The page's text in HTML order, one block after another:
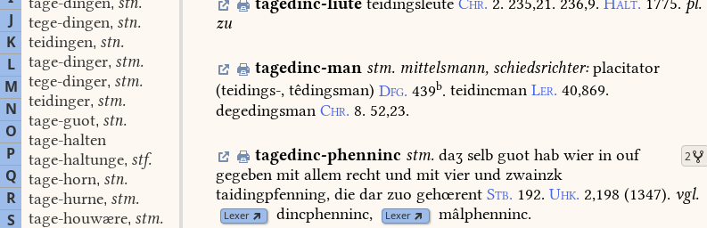
J
K
L
M
N
O
P
Q
R
S
,
tege-dingen, stn.
teidingen, stn.
tage-dinger, stm.
tege-dinger, stm.
teidinger, stm.
tage-guot, stn.
tage-halten
tage-haltunge, stf.
tage-horn, stn.
tage-hurne, stm.
tage-houwære, stm.
zu
tagedinc-man stm. mittelsmann,schiedsrichter: placitator
(teidings-, têdingsman) Dfg. 439b. teidincman Ler. 40,869.
degedingsman Chr. 8. 52,23.
2
tagedinc-phenninc stm. daʒselbguothabwierinouf
gegeben mit allem recht und mit vier und zwainzk
taidingpfenning, die dar zuo gehœrent Stb. 192. Uhk. 2,198 (1347). vgl.
Lexer dincphenninc, Lexer mâlphenninc.